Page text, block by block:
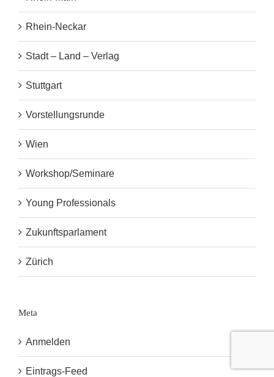
Rhein-Neckar
Stadt – Land – Verlag
Stuttgart
Vorstellungsrunde
Wien
Workshop/Seminare
Young Professionals
Zukunftsparlament
Zürich
Meta
Anmelden
Eintrags-Feed